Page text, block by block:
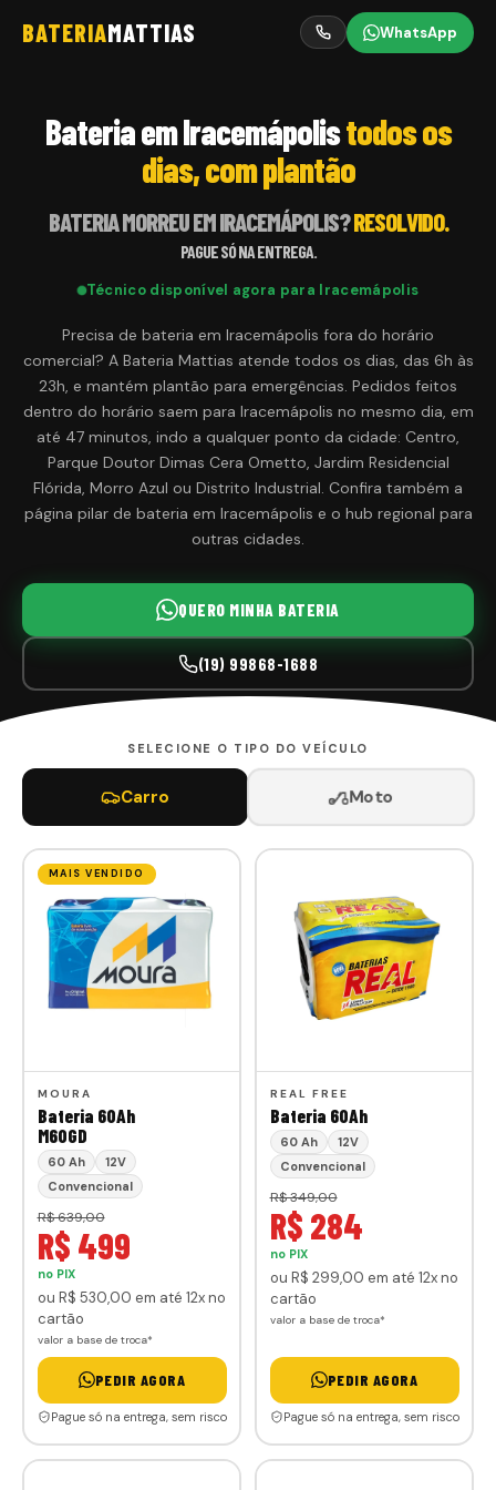
BATERIAMATTIAS WhatsApp
Bateria em Iracemápolistodos os
dias, com plantão
BATERIA MORREU EMIRACEMÁPOLIS?RESOLVIDO.
PAGUE SÓ NA ENTREGA.
Técnico disponível agora para Iracemápolis
Precisa de bateria em Iracemápolis fora do horário
comercial? A Bateria Mattias atende todos os dias, das 6h às
23h, e mantém plantão para emergências. Pedidos feitos
dentro do horário saem para Iracemápolis no mesmo dia, em
até 47 minutos, indo a qualquer ponto da cidade: Centro,
Parque Doutor Dimas Cera Ometto, Jardim Residencial
Flórida, Morro Azul ou Distrito Industrial. Confira também a
página pilar de bateria em Iracemápolis e o hub regional para
outras cidades.
QUERO MINHA BATERIA
(19) 99868-1688
SELECIONE O TIPO DO VEÍCULO
Carro Moto
MAIS VENDIDO
MOURA
Bateria 60Ah
M60GD
60 Ah
12V
Convencional
R$ 639,00
R$ 499
no PIX
ou R$ 530,00 em até 12x no
cartão
valor a base de troca*
PEDIR AGORA
Pague só na entrega, sem risco
REAL FREE
Bateria 60Ah
60 Ah
12V
Convencional
R$ 349,00
R$ 284
no PIX
ou R$ 299,00 em até 12x no
cartão
valor a base de troca*
PEDIR AGORA
Pague só na entrega, sem risco